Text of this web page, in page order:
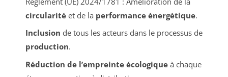
circularitéet de la performance énergétique.
Inclusion de tous les acteurs dans le processus de
production.
Réduction de l’empreinte écologiqueà chaque